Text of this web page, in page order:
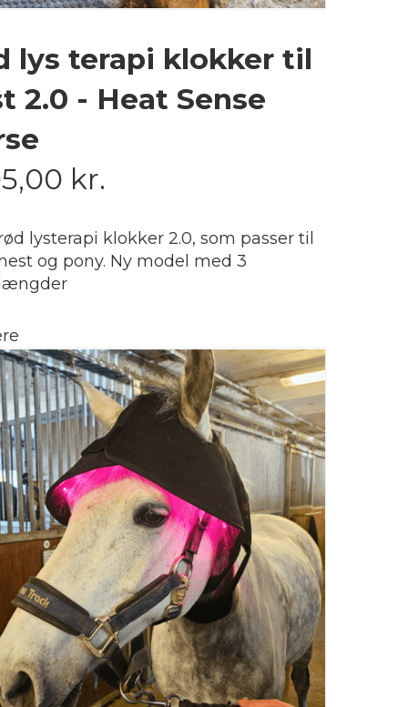
lys terapi klokker til
2.0 - Heat Sense
kr.
lysterapi klokker 2.0, som passer til
og pony. Ny model med 3